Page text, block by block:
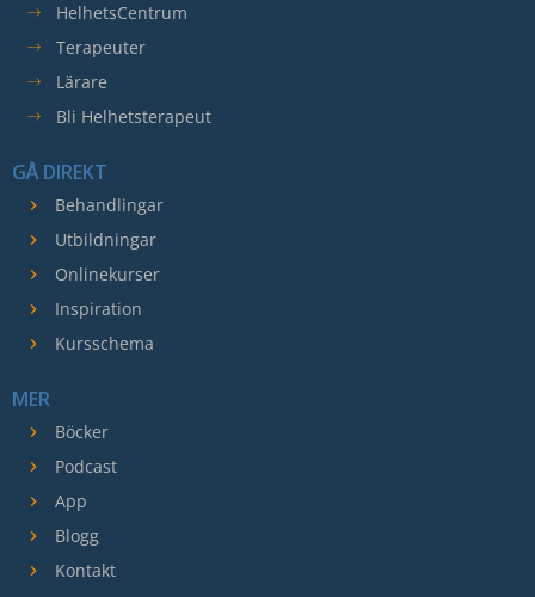
HelhetsCentrum
Terapeuter
Lärare
Bli Helhetsterapeut
GÅ DIREKT
Behandlingar
Utbildningar
Onlinekurser
Inspiration
Kursschema
MER
Böcker
Podcast
App
Blogg
Kontakt